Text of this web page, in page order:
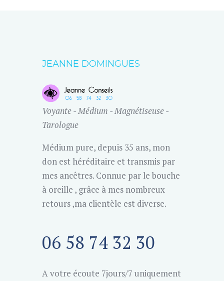
JEANNE DOMINGUES
Voyante - Médium - Magnétiseuse -
Tarologue
Médium pure, depuis 35 ans, mon
don est héréditaire et transmis par
mes ancêtres. Connue par le bouche
à oreille , grâce à mes nombreux
retours ,ma clientèle est diverse.
06 58 74 32 30
A votre écoute 7jours/7 uniquement